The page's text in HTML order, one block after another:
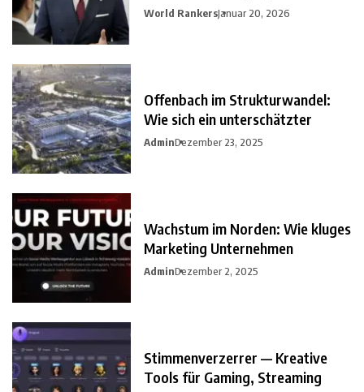
World RankersJanuar 20, 2026
Offenbach im Strukturwandel:
Wie sich ein unterschätzter
AdminDezember 23, 2025
Wachstum im Norden: Wie kluges
Marketing Unternehmen
AdminDezember 2, 2025
Stimmenverzerrer — Kreative
Tools für Gaming, Streaming